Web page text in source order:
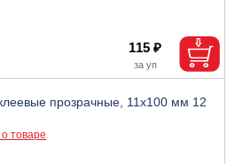
115 ₽
прозрачные, 11х100 мм 12
товаре